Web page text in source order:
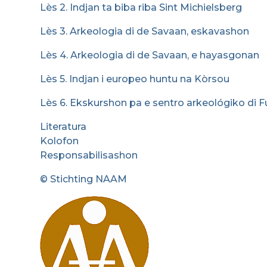
Lès 2. Indjan ta biba riba Sint Michielsberg
Lès 3. Arkeologia di de Savaan, eskavashon
Lès 4. Arkeologia di de Savaan, e hayasgonan
Lès 5. Indjan i europeo huntu na Kòrsou
Lès 6. Ekskurshon pa e sentro arkeológiko di
Literatura
Kolofon
Responsabilisashon
© Stichting NAAM